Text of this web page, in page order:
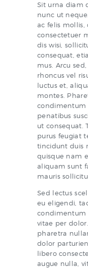
Sit urna diam
nunc ut
ac felis mollis,
consectetuer
dis wisi,
consequat,
mus. Arcu
rhoncus vel
luctus et,
montes.
condimentum
penatibus
ut consequat.
purus feugiat
tincidunt duis
quisque nam
aliquam sunt
mauris
Sed lectus
eu eligendi,
condimentum
vitae per
pharetra
dolor
libero
augue nulla,